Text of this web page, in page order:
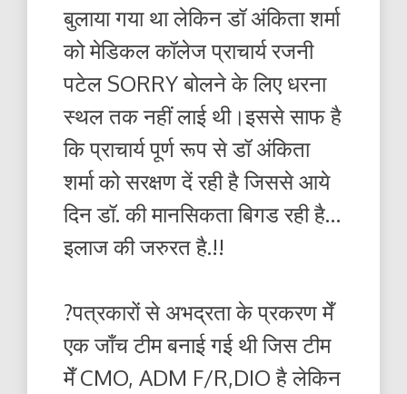
बुलाया गया था लेकिन डॉ अंकिता शर्मा
को मेडिकल कॉलेज प्राचार्य रजनी
पटेल SORRY बोलने के लिए धरना
स्थल तक नहीं लाई थी।इससे साफ है
कि प्राचार्य पूर्ण रूप से डॉ अंकिता
शर्मा को सरक्षण दें रही है जिससे आये
दिन डॉ. की मानसिकता बिगड रही है…
इलाज की जरुरत है.!!
?पत्रकारों से अभद्रता के प्रकरण मेँ
एक जाँच टीम बनाई गई थी जिस टीम
मेँ CMO, ADM F/R,DIO है लेकिन